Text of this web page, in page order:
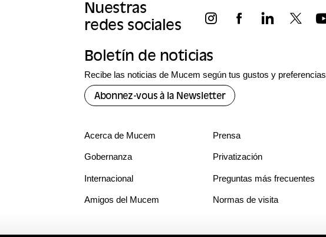
Nuestras
redes sociales
Boletín de noticias
Recibe las noticias de Mucem según tus gustos y preferencias
Abonnez-vous à la Newsletter
Acerca de Mucem
Gobernanza
Internacional
Amigos del Mucem
Prensa
Privatización
Preguntas más frecuentes
Normas de visita